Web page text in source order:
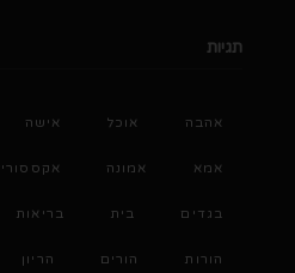
תגיות
אהבה אוכל אישה
אמא אמונה
בגדים בית בריאות
הורות הורים הריון